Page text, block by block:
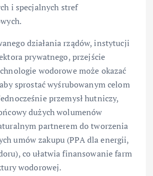
i specjalnych stref
działania rządów, instytucji
prywatnego, przejście
wodorowe może okazać
sprostać wyśrubowanym celom
przemysł hutniczy,
dużych wolumenów
partnerem do tworzenia
umów zakupu (PPA dla energii,
co ułatwia finansowanie farm
wodorowej.